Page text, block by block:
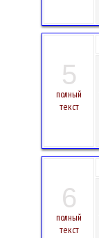
5
полный
текст
6
полный
текст